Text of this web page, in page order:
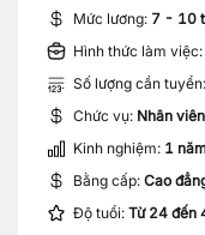
Mức lương: 7 - 10
Hình thức làm việc:
Số lượng cần tuyển:
Chức vụ: Nhân viên
Kinh nghiệm: 1 năm
Bằng cấp: Cao
Độ tuổi: Từ 24 đến